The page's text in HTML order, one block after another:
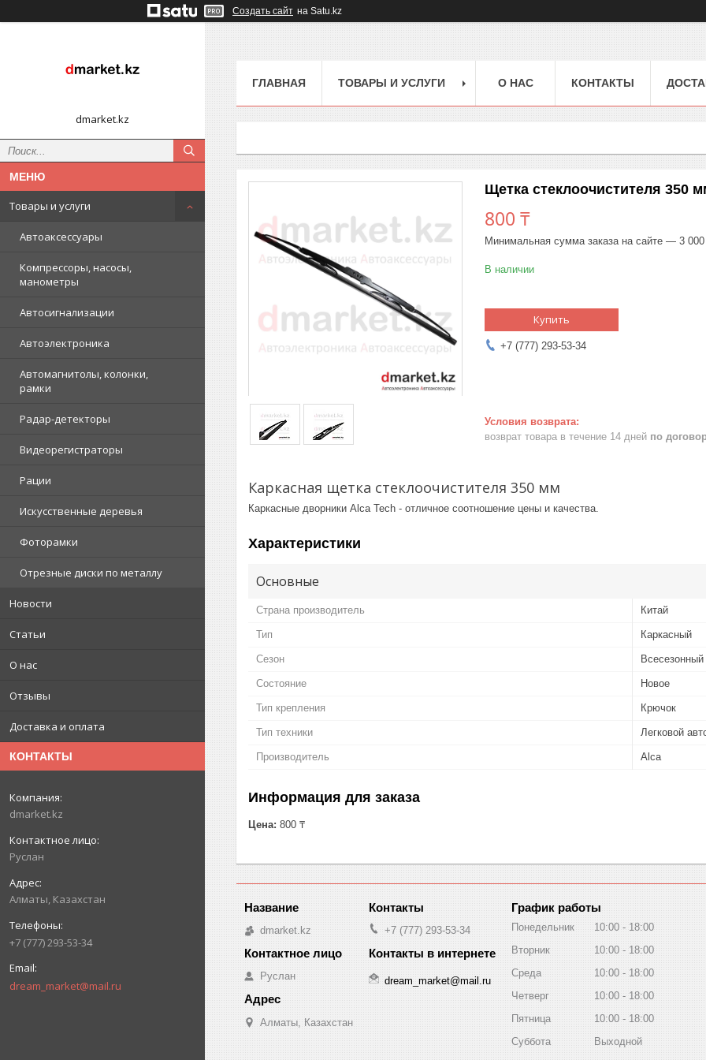
Создать сайт на Satu.kz
dmarket.kz
Товары и услуги
Автоаксессуары
Компрессоры, насосы,
манометры
Автосигнализации
Автоэлектроника
Автомагнитолы, колонки,
рамки
Радар-детекторы
Видеорегистраторы
Рации
Искусственные деревья
Фоторамки
Отрезные диски по металлу
Новости
Статьи
О нас
Отзывы
Доставка и оплата
КОНТАКТЫ
dmarket.kz
Руслан
Алматы, Казахстан
+7 (777) 293-53-34
dream_market@mail.ru
ГЛАВНАЯ ТОВАРЫ И УСЛУГИ О НАС КОНТАКТЫ
Щетка стеклоочистителя 350
800 ₸
Минимальная сумма заказа на сайте — 3
В наличии
Купить
+7 (777) 293-53-34
возврат товара в течение 14 дней по
Каркасная щетка стеклоочистителя 350 мм
Каркасные дворники Alca Tech - отличное соотношение цены и качества.
Характеристики
Основные
Страна производитель Китай
Тип Каркасный
Сезон Всесезонный
Состояние Новое
Тип крепления Крючок
Тип техники Легковой
Производитель Alca
Информация для заказа
Цена: 800 ₸
dmarket.kz
Руслан
Алматы, Казахстан
+7 (777) 293-53-34
dream_market@mail.ru
График работы
Понедельник 10:00
18:00
Вторник
10:00
18:00
Среда
10:00
18:00
Четверг
10:00
18:00
Пятница
10:00
18:00
Суббота
Выходной